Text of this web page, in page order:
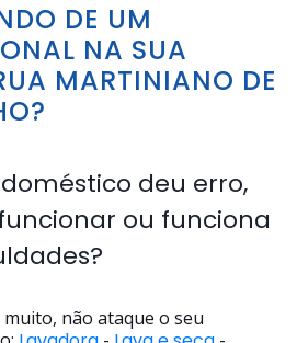
DE UM
NA SUA
MARTINIANO DE
deu erro,
ou funciona
não ataque o seu